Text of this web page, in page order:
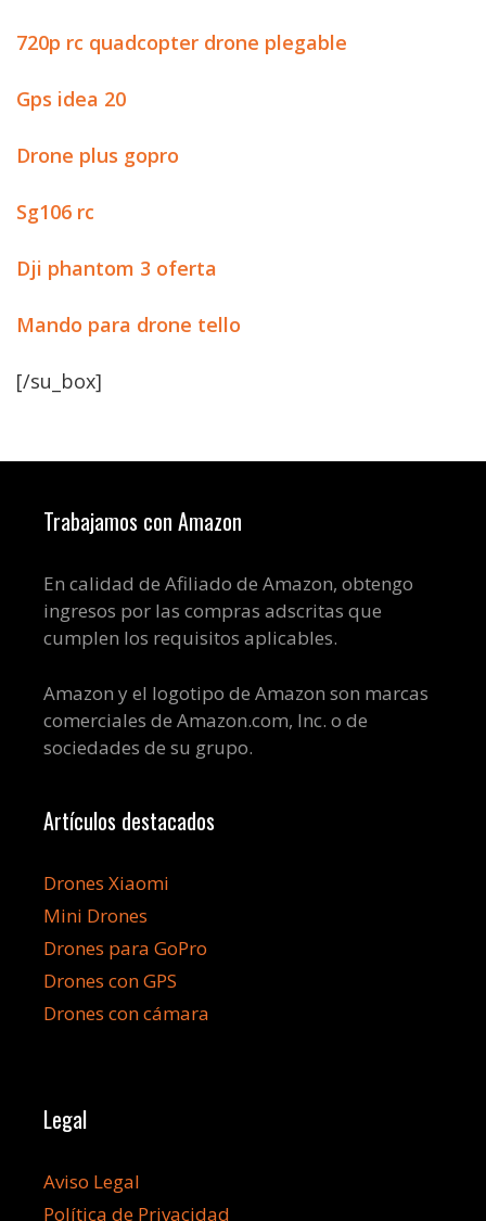
720p rc quadcopter drone plegable
Gps idea 20
Drone plus gopro
Sg106 rc
Dji phantom 3 oferta
Mando para drone tello
[/su_box]
Trabajamos con Amazon
En calidad de Afiliado de Amazon, obtengo
ingresos por las compras adscritas que
cumplen los requisitos aplicables.
Amazon y el logotipo de Amazon son marcas
comerciales de Amazon.com, Inc. o de
sociedades de su grupo.
Artículos destacados
Drones Xiaomi
Mini Drones
Drones para GoPro
Drones con GPS
Drones con cámara
Legal
Aviso Legal
Política de Privacidad